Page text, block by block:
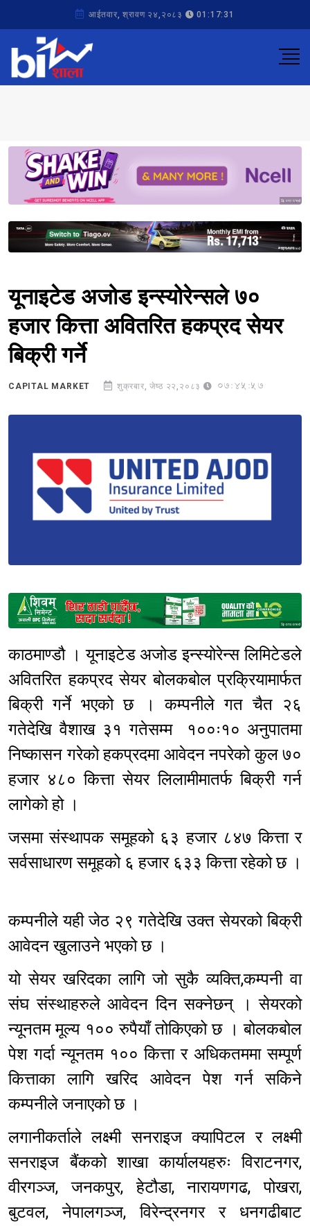
आईतवार, श्रावण २४,२०८३ 01:17:31
Sponsored
Sponsored
यूनाइटेड अजोड इन्स्योरेन्सले ७०
हजार कित्ता अवितरित हकप्रद सेयर
बिक्री गर्ने
CAPITAL MARKET शुक्रबार, जेष्ठ २२,२०८३ 07:45:57
Sponsored
काठमाण्डौ । यूनाइटेड अजोड इन्स्योरेन्स लिमिटेडले
अवितरित हकप्रद सेयर बोलकबोल प्रक्रियामार्फत
बिक्री गर्ने भएको छ । कम्पनीले गत चैत २६
गतेदेखि वैशाख ३१ गतेसम्म १००ः१० अनुपातमा
निष्कासन गरेको हकप्रदमा आवेदन नपरेको कुल ७०
हजार ४८० कित्ता सेयर लिलामीमातर्फ बिक्री गर्न
लागेको हो ।
जसमा संस्थापक समूहको ६३ हजार ८४७ कित्ता र
सर्वसाधारण समूहको ६ हजार ६३३ कित्ता रहेको छ ।
कम्पनीले यही जेठ २९ गतेदेखि उक्त सेयरको बिक्री
आवेदन खुलाउने भएको छ ।
यो सेयर खरिदका लागि जो सुकै व्यक्ति,कम्पनी वा
संघ संस्थाहरुले आवेदन दिन सक्नेछन् । सेयरको
न्यूनतम मूल्य १०० रुपैयाँ तोकिएको छ । बोलकबोल
पेश गर्दा न्यूनतम १०० कित्ता र अधिकतममा सम्पूर्ण
कित्ताका लागि खरिद आवेदन पेश गर्न सकिने
कम्पनीले जनाएको छ ।
लगानीकर्ताले लक्ष्मी सनराइज क्यापिटल र लक्ष्मी
सनराइज बैंकको शाखा कार्यालयहरुः विराटनगर,
वीरगञ्ज, जनकपुर, हेटौडा, नारायणगढ, पोखरा,
बुटवल, नेपालगञ्ज, विरेन्द्रनगर र धनगढीबाट